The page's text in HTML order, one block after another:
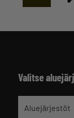
Valitse
Aluejärjestöt